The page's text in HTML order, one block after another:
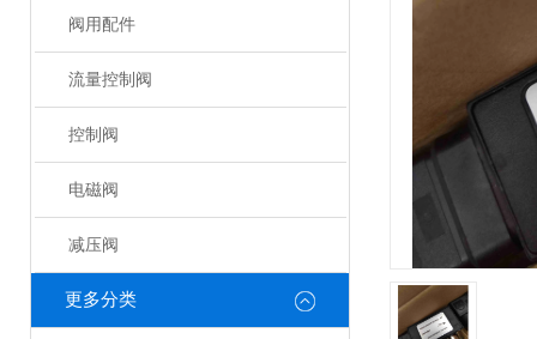
阀用配件
流量控制阀
控制阀
电磁阀
减压阀
更多分类